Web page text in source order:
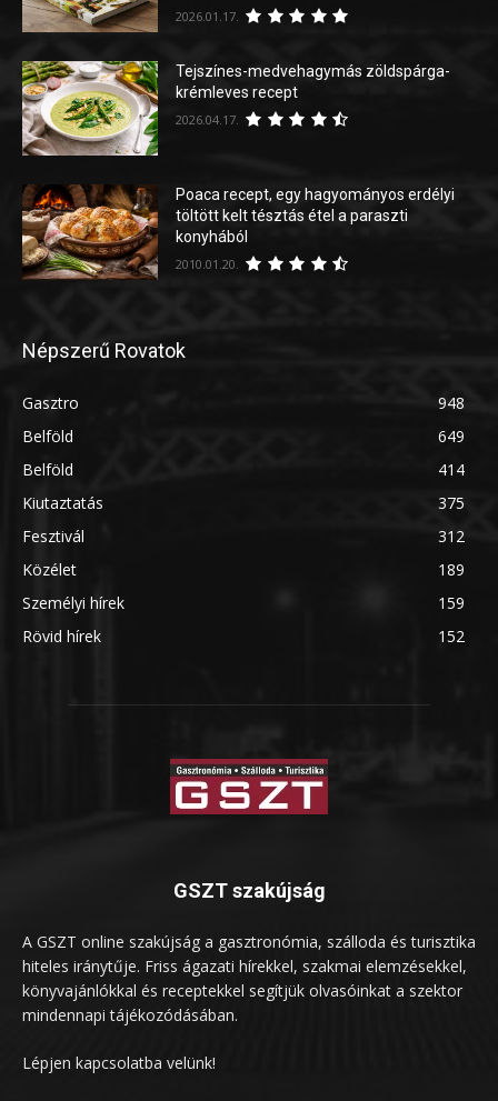
2026.01.17.
Tejszínes-medvehagymás zöldspárga-
krémleves recept
2026.04.17.
Poaca recept, egy hagyományos erdélyi
töltött kelt tésztás étel a paraszti
konyhából
2010.01.20.
Népszerű Rovatok
Gasztro
948
Belföld
649
Belföld
414
Kiutaztatás
375
Fesztivál
312
Közélet
189
Személyi hírek
159
Rövid hírek
152
GSZT szakújság
A GSZT online szakújság a gasztronómia, szálloda és turisztika
hiteles iránytűje. Friss ágazati hírekkel, szakmai elemzésekkel,
könyvajánlókkal és receptekkel segítjük olvasóinkat a szektor
mindennapi tájékozódásában.
Lépjen kapcsolatba velünk!